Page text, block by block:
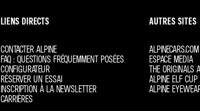
LIENS DIRECTS
CONTACTER ALPINE
FAQ : QUESTIONS FRÉQUEMMENT POSÉES
CONFIGURATEUR
RÉSERVER UN ESSAI
INSCRIPTION À LA NEWSLETTER
CARRIÈRES
AUTRES SITES
ALPINECARS.COM
ESPACE MEDIA
THE ORIGINALS
ALPINE ELF CUP
ALPINE